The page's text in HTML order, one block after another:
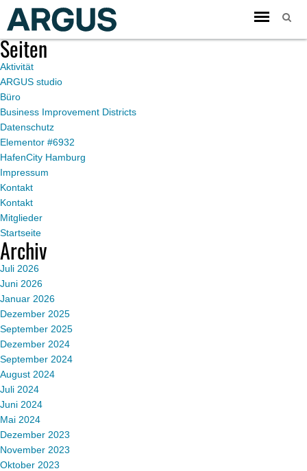
Toggle
Du befindest dich im Blogarchiv von
Seiten
Aktivität
ARGUS studio
Büro
Business Improvement Districts
Datenschutz
Elementor #6932
HafenCity Hamburg
Impressum
Kontakt
Kontakt
Mitglieder
Startseite
Archiv
Juli 2026
Juni 2026
Januar 2026
Dezember 2025
September 2025
Dezember 2024
September 2024
August 2024
Juli 2024
Juni 2024
Mai 2024
Dezember 2023
November 2023
Oktober 2023